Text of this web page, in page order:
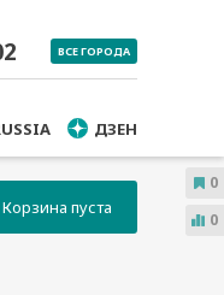
ВСЕ ГОРОДА
ДЗЕН
Корзина пуста
0
0